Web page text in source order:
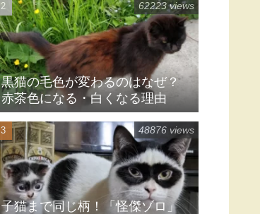
黒猫の毛色が変わるのはなぜ？
赤茶色になる・白くなる理由
62223 views
子猫まで同じ柄！「怪傑ゾロ」
48876 views